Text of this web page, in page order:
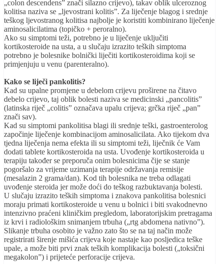
„colon descendens” znači silazno crijevo), takav oblik ulceroznog
kolitisa naziva se „ljevostrani kolitis”. Za liječenje blagog i srednje
teškog ljevostranog kolitisa najbolje je koristiti kombinirano liječenje
aminosalicilatima (topičko + peroralno).
Ako su simptomi teži, potrebno je u liječenje uključiti
kortikosteroide na usta, a u slučaju izrazito teških simptoma
potrebno je bolesnike bolnički liječiti kortikosteroidima koji se
primjenjuju u venu (parenteralno).
Kako se liječi pankolitis?
Kad su upalne promjene u debelom crijevu proširene na čitavo
debelo crijevo, taj oblik bolesti naziva se medicinski „pancolitis”
(latinska riječ „colitis” označava upalu crijeva; grčka riječ „pan”
znači sav).
Kad su simptomi pankolitisa blagi ili srednje teški, gastroenterolog
započinje liječenje kombinacijom aminosalicilata. Ako tijekom dva
tjedna liječenja nema efekta ili su simptomi teži, liječnik će Vam
dodati tablete kortikosteroida na usta. Uvođenje kortikosteroida u
terapiju također se preporuča onim bolesnicima čije se stanje
pogoršalo za vrijeme uzimanja terapije održavanja remisije
(mesalazin 2 grama/dan). Kod tih bolesnika ne treba odlagati
uvođenje steroida jer može doći do teškog razbuktavanja bolesti.
U slučaju izrazito teških simptoma i znakova pankolitisa bolesnici
moraju primati kortikosteroide u venu u bolnici i biti svakodnevno
intenzivno praćeni kliničkim pregledom, laboratorijskim pretragama
iz krvi i radiološkim snimanjem trbuha („rtg abdomena nativno”).
Slikanje trbuha osobito je važno zato što se na taj način može
registrirati širenje mišića crijeva koje nastaje kao posljedica teške
upale, a može biti prvi znak teških komplikacija bolesti („toksični
megakolon”) i prijeteće perforacije crijeva.